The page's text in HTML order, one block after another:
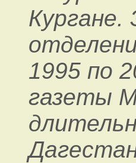
1995 по
газеты